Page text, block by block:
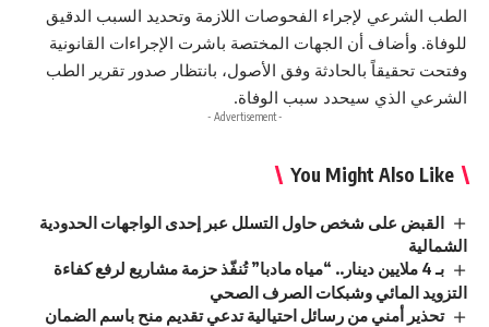
الطب الشرعي لإجراء الفحوصات اللازمة وتحديد السبب الدقيق
للوفاة. وأضاف أن الجهات المختصة باشرت الإجراءات القانونية
وفتحت تحقيقاً بالحادثة وفق الأصول، بانتظار صدور تقرير الطب
الشرعي الذي سيحدد سبب الوفاة.
- Advertisement -
You Might Also Like
القبض على شخص حاول التسلل عبر إحدى الواجهات الحدودية
الشمالية
بـ 4 ملايين دينار.. “مياه مادبا” تُنفّذ حزمة مشاريع لرفع كفاءة
التزويد المائي وشبكات الصرف الصحي
تحذير أمني من رسائل احتيالية تدعي تقديم منح باسم الضمان